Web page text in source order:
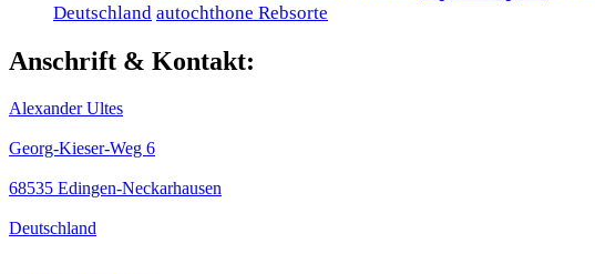
Deutschland autochthone Rebsorte
Anschrift & Kontakt:
Alexander Ultes
Georg-Kieser-Weg 6
68535 Edingen-Neckarhausen
Deutschland